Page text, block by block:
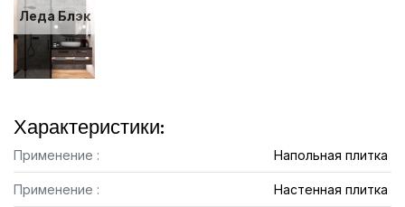
Леда Блэк
Характеристики:
Применение : Напольная плитка
Применение : Настенная плитка